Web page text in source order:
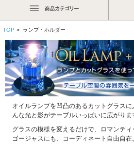
TOP > ランプ・ホルダー
オイルランプを凹凸のあるカットグラス
んな光と影がテーブルいっぱいに広がりま
グラスの模様を変えるだけで、ロマンティ
ゴージャスにも、コーディネート自由自在